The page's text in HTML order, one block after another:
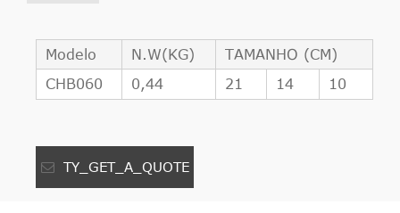
Modelo N.W(KG)
TAMANHO (CM)
CHB060
0,44 21 14 10
TY_GET_A_QUOTE